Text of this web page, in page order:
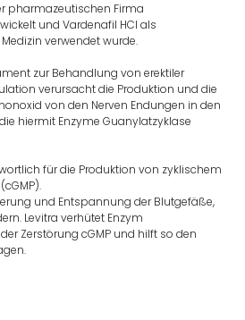
pharmazeutischen Firma
und Vardenafil HCl als
verwendet wurde.
zur Behandlung von erektiler
verursacht die Produktion und die
von den Nerven Endungen in den
hiermit Enzyme Guanylatzyklase
für die Produktion von zyklischem
und Entspannung der Blutgefäße,
Levitra verhütet Enzym
Zerstörung cGMP und hilft so den